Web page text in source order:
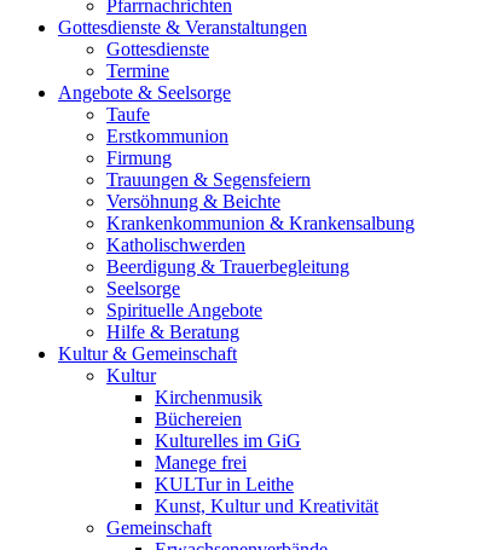
Pfarrnachrichten
Gottesdienste & Veranstaltungen
Gottesdienste
Termine
Angebote & Seelsorge
Taufe
Erstkommunion
Firmung
Trauungen & Segensfeiern
Versöhnung & Beichte
Krankenkommunion & Krankensalbung
Katholischwerden
Beerdigung & Trauerbegleitung
Seelsorge
Spirituelle Angebote
Hilfe & Beratung
Kultur & Gemeinschaft
Kultur
Kirchenmusik
Büchereien
Kulturelles im GiG
Manege frei
KULTur in Leithe
Kunst, Kultur und Kreativität
Gemeinschaft